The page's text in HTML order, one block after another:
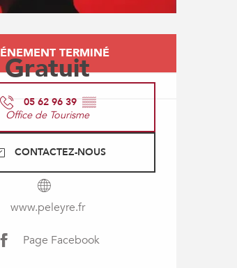
et
TERMINÉ
Gratuit
05 62 96 39 ▒▒
Office de Tourisme
CONTACTEZ-NOUS
www.peleyre.fr
Page Facebook